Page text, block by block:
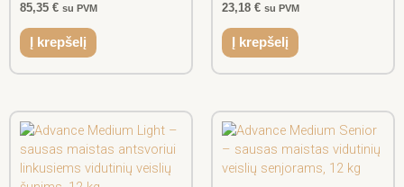
85,35 € su PVM
Į krepšelį
23,18 € su PVM
Į krepšelį